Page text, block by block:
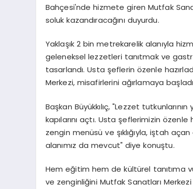
Bahçesi'nde hizmete giren Mutfak
soluk kazandıracağını duyurdu.
Yaklaşık 2 bin metrekarelik alanıyla
geleneksel lezzetleri tanıtmak ve
tasarlandı. Usta şeflerin özenle
Merkezi, misafirlerini ağırlamaya
Başkan Büyükkılıç, "Lezzet
kapılarını açtı. Usta şeflerimizin
zengin menüsü ve şıklığıyla, iştah
alanımız da mevcut" diye konuştu.
Hem eğitim hem de kültürel tanıtıma
ve zenginliğini Mutfak Sanatları